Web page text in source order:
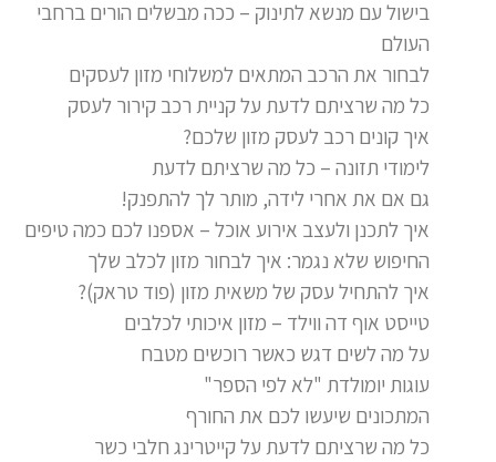
בישול עם מנשא לתינוק – ככה מבשלים הורים ברחבי
העולם
לבחור את הרכב המתאים למשלוחי מזון לעסקים
כל מה שרציתם לדעת על קניית רכב קירור לעסק
איך קונים רכב לעסק מזון שלכם?
לימודי תזונה – כל מה שרציתם לדעת
גם אם את אחרי לידה, מותר לך להתפנק!
איך לתכנן ולעצב אירוע אוכל – אספנו לכם כמה טיפים
החיפוש שלא נגמר: איך לבחור מזון לכלב שלך
איך להתחיל עסק של משאית מזון (פוד טראק)?
טייסט אוף דה ווילד – מזון איכותי לכלבים
על מה לשים דגש כאשר רוכשים מטבח
עוגות יומולדת "לא לפי הספר"
המתכונים שיעשו לכם את החורף
כל מה שרציתם לדעת על קייטרינג חלבי כשר